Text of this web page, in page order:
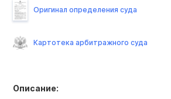
Описание:
Оригинал определения суда
Картотека арбитражного суда